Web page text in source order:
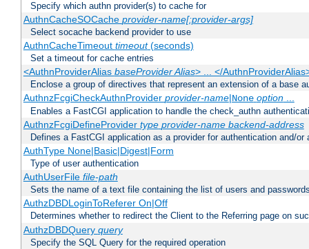
Specify which authn provider(s) to cache for
AuthnCacheSOCache provider-name[:provider-args]
Select socache backend provider to use
AuthnCacheTimeout timeout(seconds)
Set a timeout for cache entries
<AuthnProviderAlias baseProvider Alias> ... </
Enclose a group of directives that represent an extension of a base
AuthnzFcgiCheckAuthnProvider provider-name|None option...
Enables a FastCGI application to handle the check_authn
AuthnzFcgiDefineProvider type provider-name backend-address
Defines a FastCGI application as a provider for authentication and/or
AuthType None|Basic|Digest|Form
Type of user authentication
AuthUserFile file-path
Sets the name of a text file containing the list of users and
AuthzDBDLoginToReferer On|Off
Determines whether to redirect the Client to the Referring page on
AuthzDBDQuery query
Specify the SQL Query for the required operation